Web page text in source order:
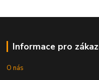
Informace pro
O nás